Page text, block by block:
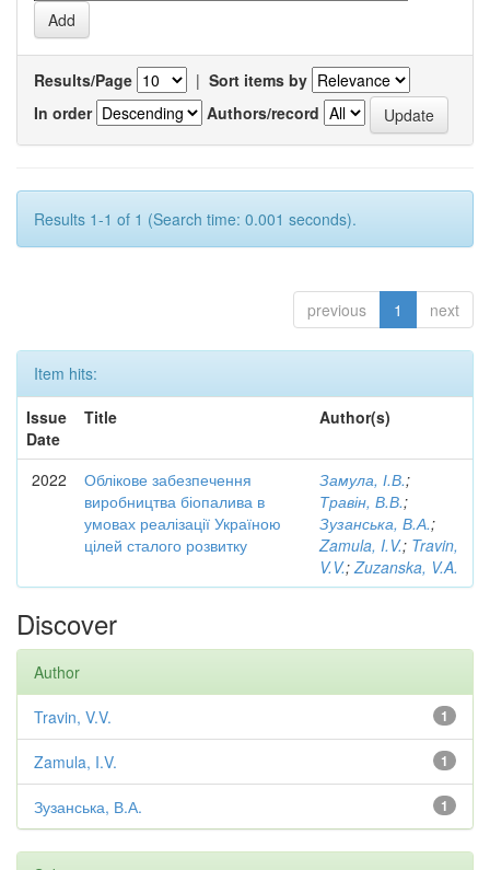
Results/Page | Sort items by
In order
Authors/record
Results 1-1 of 1 (Search time: 0.001 seconds).
previous 1 next
Item hits:
Issue
Date
Title Author(s)
2022
Облікове забезпечення
виробництва біопалива в
умовах реалізації Україною
цілей сталого розвитку
Замула, І.В.;
Травін, В.В.;
Зузанська, В.А.;
Zamula, I.V.; Travin,
V.V.;Zuzanska, V.A.
Discover
Author
1
Travin, V.V.
1
Zamula, I.V.
1
Зузанська, В.А.